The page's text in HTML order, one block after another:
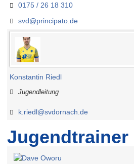
0175 / 26 18 310
svd@principato.de
Konstantin Riedl
Jugendleitung
k.riedl@svdornach.de
Jugendtrainer